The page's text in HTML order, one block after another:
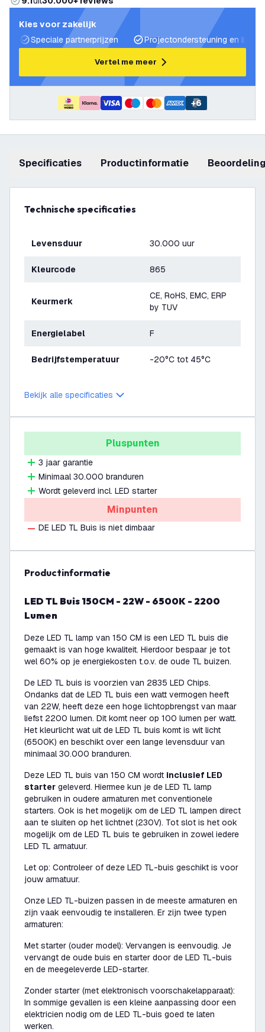
Kies voor zakelijk
Speciale partnerprijzen
Projectondersteuning en
Vertel me meer
+6
Specificaties productinformatie
Technische specificaties
Levensduur 30.000 uur
Kleurcode 865
Keurmerk
CE, RoHS, EMC, ERP
by TUV
Energielabel F
Bedrijfstemperatuur -20°C tot 45°C
Bekijk alle specificaties
Pluspunten
3 jaar garantie
Minimaal 30.000 branduren
Wordt geleverd incl. LED starter
Minpunten
DE LED TL Buis is niet dimbaar
productinformatie
LED TL Buis 150CM - 22W - 6500K - 2200
Lumen
Deze LED TL lamp van 150 CM is een LED TL buis die
gemaakt is van hoge kwaliteit. Hierdoor bespaar je tot
wel 60% op je energiekosten t.o.v. de oude TL buizen.
De LED TL buis is voorzien van 2835 LED Chips.
Ondanks dat de LED TL buis een watt vermogen heeft
van 22W, heeft deze een hoge lichtopbrengst van maar
liefst 2200 lumen. Dit komt neer op 100 lumen per watt.
Het kleurlicht wat uit de LED TL buis komt is wit licht
(6500K) en beschikt over een lange levensduur van
minimaal 30.000 branduren.
Deze LED TL buis van 150 CM wordt inclusief LED
starter geleverd. Hiermee kun je de LED TL lamp
gebruiken in oudere armaturen met conventionele
starters. Ook is het mogelijk om de LED TL lampen direct
aan te sluiten op het lichtnet (230V). Tot slot is het ook
mogelijk om de LED TL buis te gebruiken in zowel iedere
LED TL armatuur.
Let op: Controleer of deze LED TL-buis geschikt is voor
jouw armatuur.
Onze LED TL-buizen passen in de meeste armaturen en
zijn vaak eenvoudig te installeren. Er zijn twee typen
armaturen:
Met starter (ouder model): Vervangen is eenvoudig. Je
vervangt de oude buis en starter door de LED TL-buis
en de meegeleverde LED-starter.
Zonder starter (met elektronisch voorschakelapparaat):
In sommige gevallen is een kleine aanpassing door een
elektricien nodig om de LED TL-buis goed te laten
werken.